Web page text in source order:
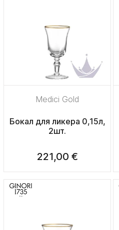
Medici Gold
Бокал для ликера 0,15л,
2шт.
221,00 €